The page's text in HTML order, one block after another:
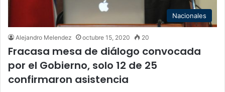
Nacionales
Alejandro Melendez octubre 15, 2020 20
Fracasa mesa de diálogo convocada
por el Gobierno, solo 12 de 25
confirmaron asistencia